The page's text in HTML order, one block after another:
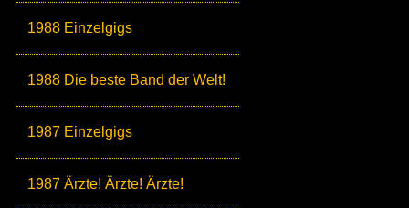
1988 Einzelgigs
1988 Die beste Band der Welt!
1987 Einzelgigs
1987 Ärzte! Ärzte! Ärzte!